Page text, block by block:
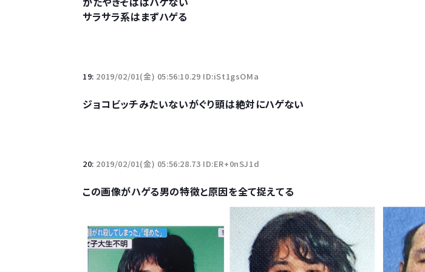
サラサラ系はまずハゲる
19: 2019/02/01(金) 05:56:10.29 ID:iSt1gsOMa
ジョコビッチみたいないがぐり頭は絶対にハゲない
20: 2019/02/01(金) 05:56:28.73 ID:ER+0nSJ1d
この画像がハゲる男の特徴と原因を全て捉えてる